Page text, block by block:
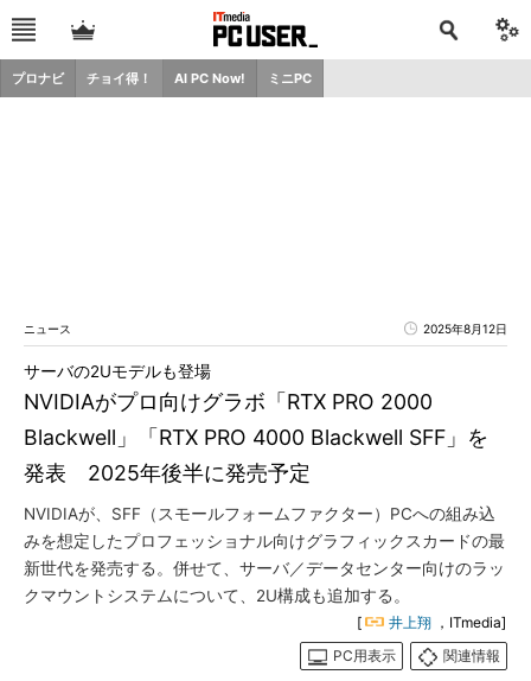
プロナビ チョイ得！ AI PC Now! ミニPC
ニュース 2025年8月12日
NVIDIAがプロ向けグラボ「RTX PRO 2000
Blackwell」「RTX PRO 4000 Blackwell SFF」を
発表 2025年後半に発売予定
サーバの2Uモデルも登場
NVIDIAが、SFF（スモールフォームファクター）PCへの組み込
みを想定したプロフェッショナル向けグラフィックスカードの最
新世代を発売する。併せて、サーバ／データセンター向けのラッ
クマウントシステムについて、2U構成も追加する。
[ 井上翔 ，ITmedia]
PC用表示
関連情報